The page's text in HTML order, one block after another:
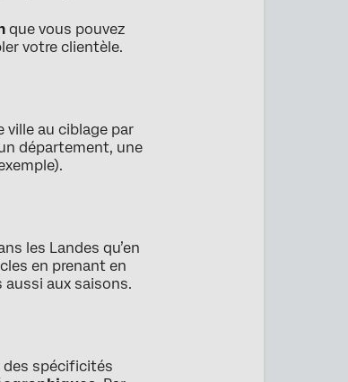
que vous pouvez
votre clientèle.
ville au ciblage par
département, une
les Landes qu’en
en prenant en
aux saisons.
des spécificités